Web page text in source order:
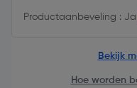
Productaanbeveling : Ja
Bekijk
Hoe worden